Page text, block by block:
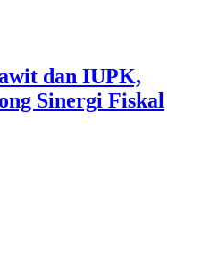
dan IUPK,
Sinergi Fiskal